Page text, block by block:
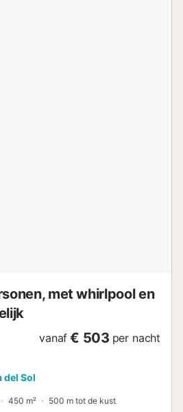
met whirlpool en
vanaf € 503 per nacht
del Sol
450 m² 500 m tot de kust